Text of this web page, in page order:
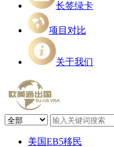
长签绿卡
项目对比
关于我们
美国EB5移民